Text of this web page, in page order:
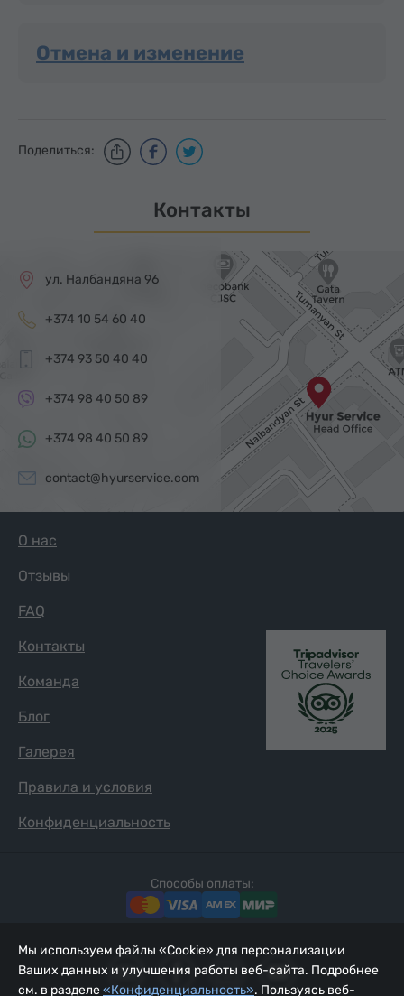
Отмена и изменение
Поделиться:
Контакты
ул. Налбандяна 96
+374 10 54 60 40
+374 93 50 40 40
+374 98 40 50 89
+374 98 40 50 89
contact@hyurservice.com
О нас
Отзывы
FAQ
Контакты
Команда
Блог
Галерея
Правила и условия
Конфиденциальность
Способы оплаты:
Мы используем файлы «Cookie» для персонализации
Ваших данных и улучшения работы веб-сайта. Подробнее
см. в разделе«Конфиденциальность». Пользуясь веб-